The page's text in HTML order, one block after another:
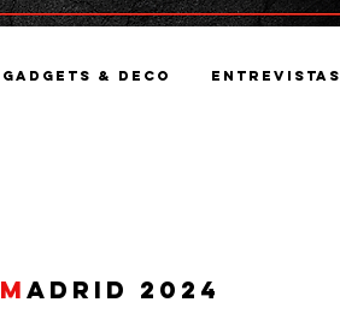
Gadgets & Deco Entrevistas
M adrid 2024